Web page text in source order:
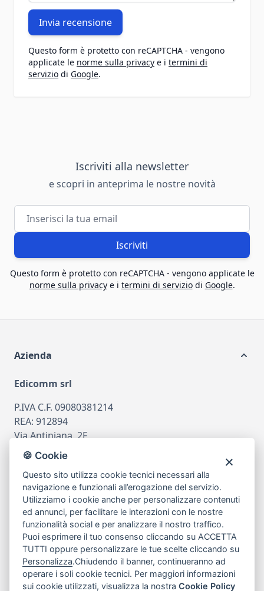
Invia recensione
Questo form è protetto con reCAPTCHA - vengono
applicate le norme sulla privacy e i termini di
servizio di Google.
Iscriviti alla newsletter
e scopri in anteprima le nostre novità
Indirizzo email
Iscriviti
Questo form è protetto con reCAPTCHA - vengono applicate le
norme sulla privacye i termini di serviziodi Google.
Azienda
Edicomm srl
P.IVA C.F. 09080381214
REA: 912894
Via Antiniana, 2F
80078 Pozzuoli
tel081.7515380
emailinfo@edicomm.it
Assistenza Clienti
Chi siamo
🍪 Cookie
Questo sito utilizza cookie tecnici necessari alla
navigazione e funzionali all’erogazione del servizio.
Utilizziamo i cookie anche per personalizzare contenuti
ed annunci, per facilitare le interazioni con le nostre
funzionalità social e per analizzare il nostro traffico.
Puoi esprimere il tuo consenso cliccando su ACCETTA
TUTTI oppure personalizzare le tue scelte cliccando su
Personalizza.Chiudendo il banner, continueranno ad
operare i soli cookie tecnici. Per maggiori informazioni
sui cookie utilizzati, visualizza la nostraCookie Policy